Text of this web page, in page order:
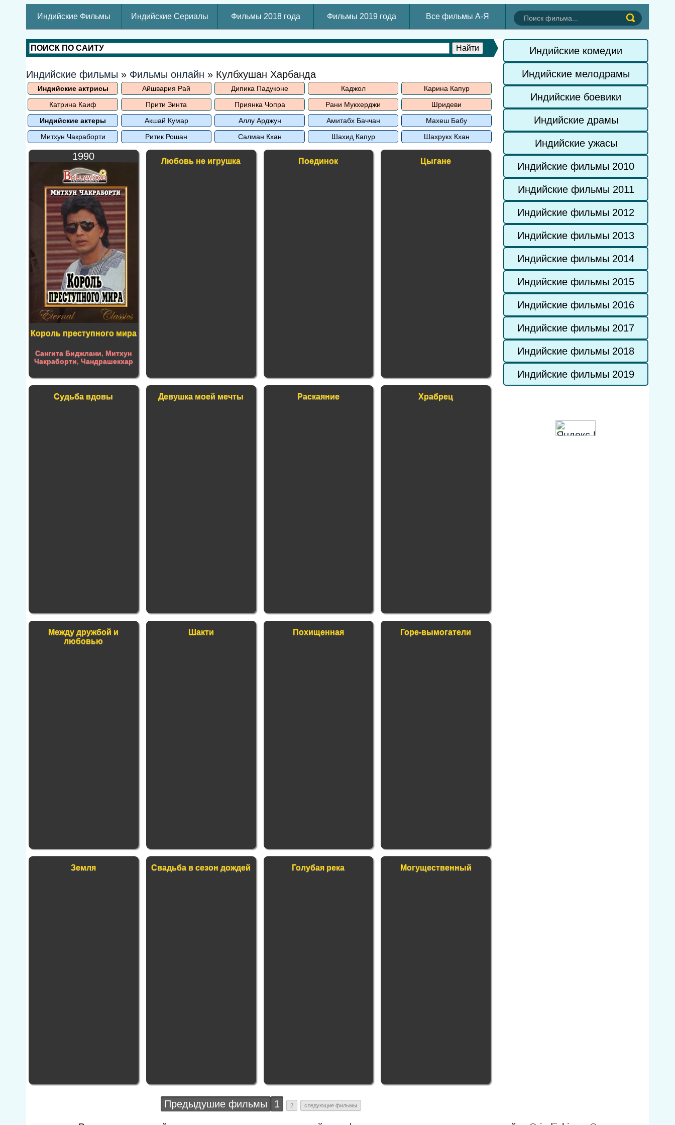
Индийские Фильмы Индийские Сериалы Фильмы 2018 года Фильмы 2019 года Все фильмы А-Я
Индийские фильмы » Фильмы онлайн » Кулбхушан Харбанда
Индийские актрисы Айшвария Рай Дипика Падуконе Каджол
Карина Капур
Катрина Каиф
Прити Зинта Приянка Чопра Рани Мукхерджи
Шридеви
Индийские актеры
Акшай Кумар Аллу Арджун Амитабх Баччан
Махеш Бабу
Митхун Чакраборти
Ритик Рошан Салман Кхан Шахид Капур Шахрукх Кхан
1990
Король преступного мира
Сангита Биджлани,Митхун
Чакраборти, Чандрашекхар
Любовь не игрушка Поединок Цыгане
Судьба вдовы Девушка моей мечты Раскаяние Храбрец
Между дружбой и
любовью
Шакти Похищенная Горе-вымогатели
Земля Свадьба в сезон дождей Голубая река Могущественный
Предыдушие фильмы 1 2 следующие фильмы
Индийские комедии
Индийские мелодрамы
Индийские боевики
Индийские драмы
Индийские ужасы
Индийские фильмы 2010
Индийские фильмы 2011
Индийские фильмы 2012
Индийские фильмы 2013
Индийские фильмы 2014
Индийские фильмы 2015
Индийские фильмы 2016
Индийские фильмы 2017
Индийские фильмы 2018
Индийские фильмы 2019